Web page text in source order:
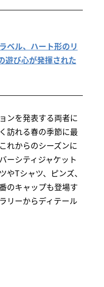
ベル、ハート形のリ
遊び心が発揮された
ンを発表する両者に
訪れる春の季節に最
れからのシーズンに
ーシティジャケット
やTシャツ、ピンズ、
のキャップも登場す
リーからディテール